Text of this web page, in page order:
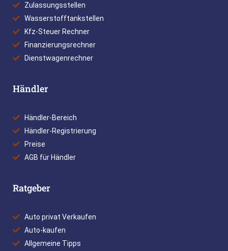
Zulassungsstellen
Wasserstofftankstellen
Kfz-Steuer Rechner
Finanzierungsrechner
Dienstwagenrechner
Händler
Händler-Bereich
Händler-Registrierung
Preise
AGB für Händler
Ratgeber
Auto privat Verkaufen
Auto-kaufen
Allgemeine Tipps